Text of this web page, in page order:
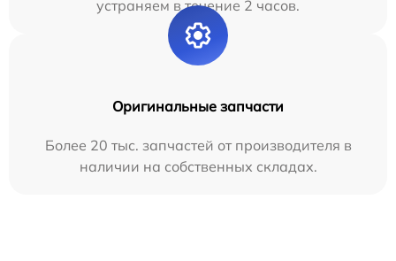
устраняем в течение 2 часов.
Оригинальные запчасти
Более 20 тыс. запчастей от производителя в
наличии на собственных складах.